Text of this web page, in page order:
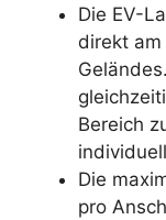
Die EV-
direkt
Bereich
Die
pro